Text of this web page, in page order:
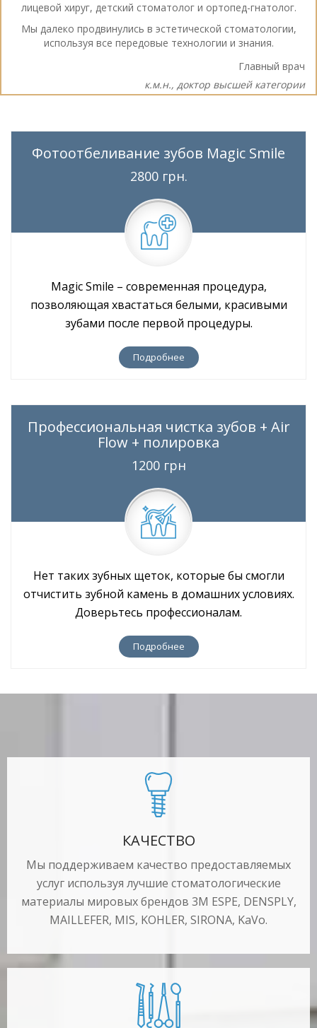
лицевой хируг, детский стоматолог и ортопед-гнатолог.
Мы далеко продвинулись в эстетической стоматологии,
используя все передовые технологии и знания.
Главный врач
к.м.н., доктор высшей категории
Фотоотбеливание зубов Magic Smile
2800 грн.
Magic Smile – современная процедура,
позволяющая хвастаться белыми, красивыми
зубами после первой процедуры.
Подробнее
Профессиональная чистка зубов + Air
Flow + полировка
1200 грн
Нет таких зубных щеток, которые бы смогли
отчистить зубной камень в домашних условиях.
Доверьтесь профессионалам.
Подробнее
КАЧЕСТВО
Мы поддерживаем качество предоставляемых
услуг используя лучшие стоматологические
материалы мировых брендов 3М ESPE, DENSPLY,
MAILLEFER, MIS, KOHLER, SIRONA, KaVo.